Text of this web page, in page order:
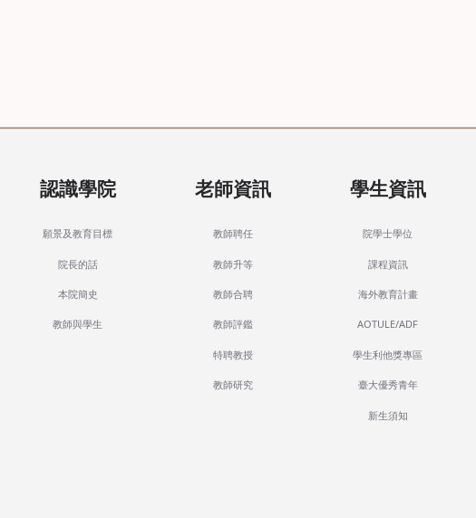
認識學院
願景及教育目標
院長的話
本院簡史
教師與學生
老師資訊
教師聘任
教師升等
教師合聘
教師評鑑
特聘教授
教師研究
學生資訊
院學士學位
課程資訊
海外教育計畫
AOTULE/ADF
學生利他獎專區
臺大優秀青年
新生須知